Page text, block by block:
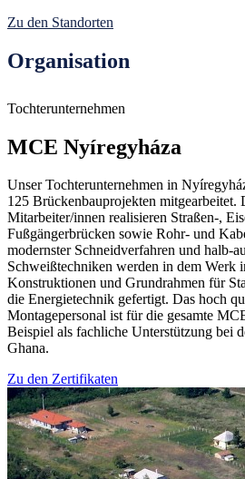
Zu den Standorten
Organisation
Tochterunternehmen
MCE Nyíregyháza
Unser Tochterunternehmen in
125 Brückenbauprojekten mitgearbeitet.
Mitarbeiter/innen realisieren Straßen-,
Fußgängerbrücken sowie Rohr- und
modernster Schneidverfahren und halb-
Schweißtechniken werden in dem Werk
Konstruktionen und Grundrahmen für
die Energietechnik gefertigt. Das hoch
Montagepersonal ist für die gesamte
Beispiel als fachliche Unterstützung bei
Ghana.
Zu den Zertifikaten